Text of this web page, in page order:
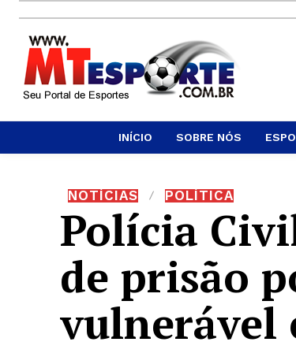
INÍCIO SOBRE NÓS
NOTÍCIAS POLÍTICA
Polícia
de prisão
vulnerável